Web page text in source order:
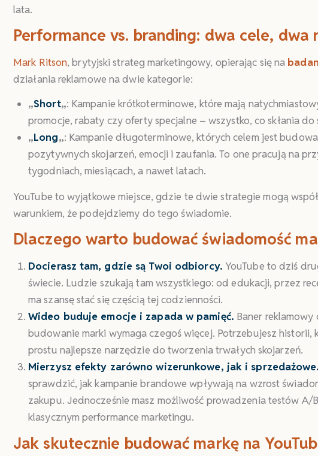
lata.
Performance vs. branding: dwa cele, dwa
Mark Ritson, brytyjski strateg marketingowy, opierając się na
działania reklamowe na dwie kategorie:
„Short„: Kampanie krótkoterminowe, które mają
promocje, rabaty czy oferty specjalne – wszystko, co skłania do
„Long„: Kampanie długoterminowe, których celem jest
pozytywnych skojarzeń, emocji i zaufania. To one pracują na
tygodniach, miesiącach, a nawet latach.
YouTube to wyjątkowe miejsce, gdzie te dwie strategie mogą
warunkiem, że podejdziemy do tego świadomie.
Dlaczego warto budować świadomość
Docierasz tam, gdzie są Twoi odbiorcy. YouTube to dziś
świecie. Ludzie szukają tam wszystkiego: od edukacji, przez
ma szansę stać się częścią tej codzienności.
Wideo buduje emocje i zapada w pamięć. Baner
budowanie marki wymaga czegoś więcej. Potrzebujesz
prostu najlepsze narzędzie do tworzenia trwałych skojarzeń.
Mierzysz efekty zarówno wizerunkowe, jak i sprzedażowe.
sprawdzić, jak kampanie brandowe wpływają na wzrost
zakupu. Jednocześnie masz możliwość prowadzenia testów
klasycznym performance marketingu.
Jak skutecznie budować markę na